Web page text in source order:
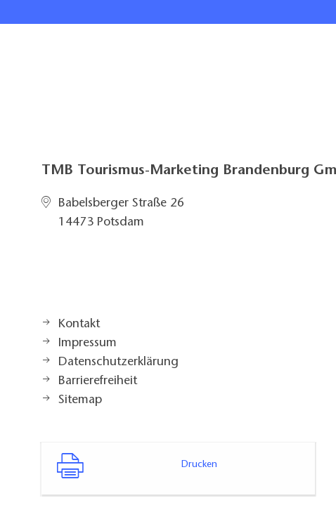
TMB Tourismus-Marketing Brandenburg
Babelsberger Straße 26
14473 Potsdam
Kontakt
Impressum
Datenschutzerklärung
Barrierefreiheit
Sitemap
Drucken